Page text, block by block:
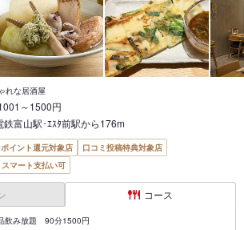
れな居酒屋
～1500円
富山駅･ｴｽﾀ前駅から176m
イント還元対象店
口コミ投稿特典対象店
スマート支払い可
コース
飲み放題 90分1500円